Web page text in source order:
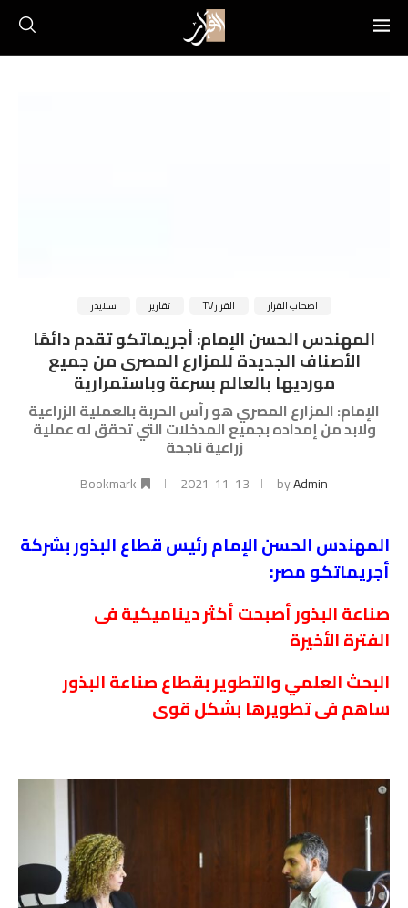
اصحاب القرار القرار TV تقارير سلايدر
المهندس الحسن الإمام: أجريماتكو تقدم دائمًا
الأصناف الجديدة للمزارع المصرى من جميع
مورديها بالعالم بسرعة وباستمرارية
الإمام: المزارع المصري هو رأس الحربة بالعملية الزراعية
ولابد من إمداده بجميع المدخلات التي تحقق له عملية
زراعية ناجحة
byAdmin
2021-11-13
Bookmark
المهندس الحسن الإمام رئيس قطاع البذور بشركة
أجريماتكو مصر:
صناعة البذور أصبحت أكثر ديناميكية فى
الفترةالأخيرة
البحث العلمي والتطوير بقطاع صناعة البذور
ساهم فى تطويرها بشكل قوى